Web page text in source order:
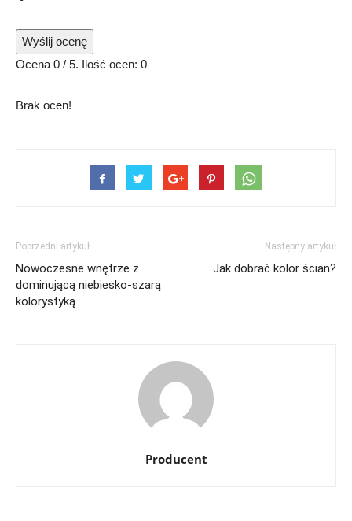
Wyślij ocenę
Ocena0 / 5. Ilość ocen: 0
Brak ocen!
Poprzedni artykuł
Nowoczesne wnętrze z
dominującą niebiesko-szarą
kolorystyką
Następny artykuł
Jak dobrać kolor ścian?
Producent